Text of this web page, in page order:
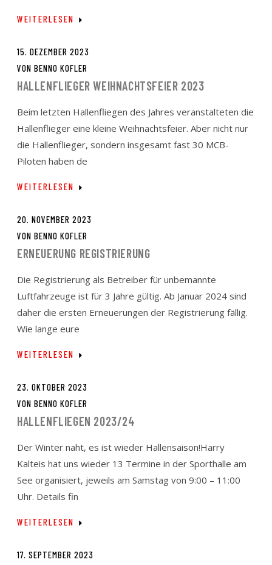
WEITERLESEN
15. DEZEMBER 2023
VON BENNO KOFLER
HALLENFLIEGER WEIHNACHTSFEIER 2023
Beim letzten Hallenfliegen des Jahres veranstalteten die
Hallenflieger eine kleine Weihnachtsfeier. Aber nicht nur
die Hallenflieger, sondern insgesamt fast 30 MCB-
Piloten haben de
WEITERLESEN
20. NOVEMBER 2023
VON BENNO KOFLER
ERNEUERUNG REGISTRIERUNG
Die Registrierung als Betreiber für unbemannte
Luftfahrzeuge ist für 3 Jahre gültig. Ab Januar 2024 sind
daher die ersten Erneuerungen der Registrierung fällig.
Wie lange eure
WEITERLESEN
23. OKTOBER 2023
VON BENNO KOFLER
HALLENFLIEGEN 2023/24
Der Winter naht, es ist wieder Hallensaison!Harry
Kalteis hat uns wieder 13 Termine in der Sporthalle am
See organisiert, jeweils am Samstag von 9:00 – 11:00
Uhr. Details fin
WEITERLESEN
17. SEPTEMBER 2023